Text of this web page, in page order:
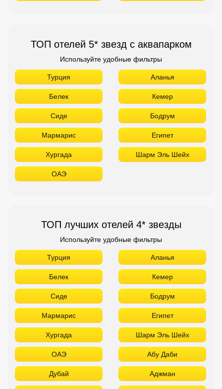
ТОП отелей 5* звезд с аквапарком
Используйте удобные фильтры
Турция Аланья
Белек Кемер
Сиде Бодрум
Мармарис Египет
Хургада Шарм Эль Шейх
ОАЭ
ТОП лучших отелей 4* звезды
Используйте удобные фильтры
Турция Аланья
Белек Кемер
Сиде Бодрум
Мармарис Египет
Хургада Шарм Эль Шейх
ОАЭ Абу Даби
Дубай Аджман